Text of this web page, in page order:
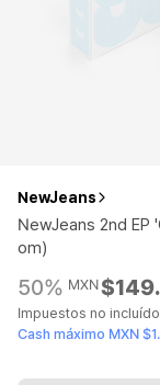
NewJeans
NewJeans 2nd EP
om)
50% MXN
Impuestos no
Cash máximo MXN